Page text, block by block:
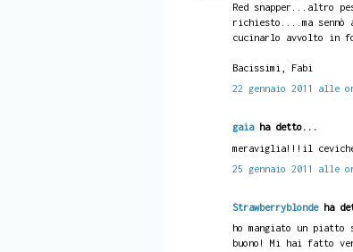
Red snapper...altro
richiesto....ma sennò
cucinarlo avvolto in
Bacissimi, Fabi
22 gennaio 2011 alle
gaiaha detto...
meraviglia!!!il
25 gennaio 2011 alle
Strawberryblondeha
ho mangiato un
buono! Mi hai fatto